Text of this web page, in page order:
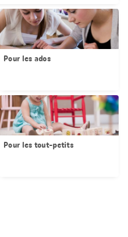
Pour les ados
Pour les tout-petits